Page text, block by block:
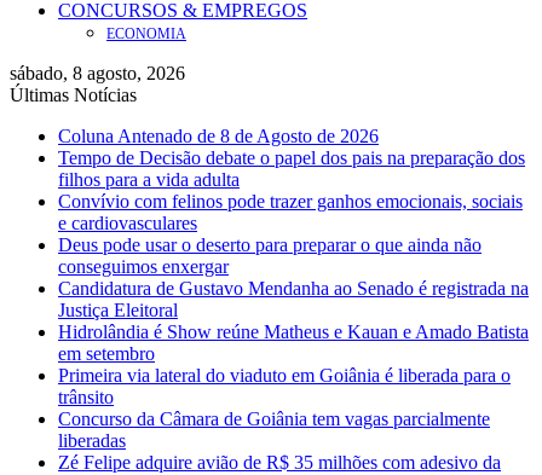
CONCURSOS & EMPREGOS
ECONOMIA
sábado, 8 agosto, 2026
Últimas Notícias
Coluna Antenado de 8 de Agosto de 2026
Tempo de Decisão debate o papel dos pais na preparação dos
filhos para a vida adulta
Convívio com felinos pode trazer ganhos emocionais, sociais
e cardiovasculares
Deus pode usar o deserto para preparar o que ainda não
conseguimos enxergar
Candidatura de Gustavo Mendanha ao Senado é registrada na
Justiça Eleitoral
Hidrolândia é Show reúne Matheus e Kauan e Amado Batista
em setembro
Primeira via lateral do viaduto em Goiânia é liberada para o
trânsito
Concurso da Câmara de Goiânia tem vagas parcialmente
liberadas
Zé Felipe adquire avião de R$ 35 milhões com adesivo da